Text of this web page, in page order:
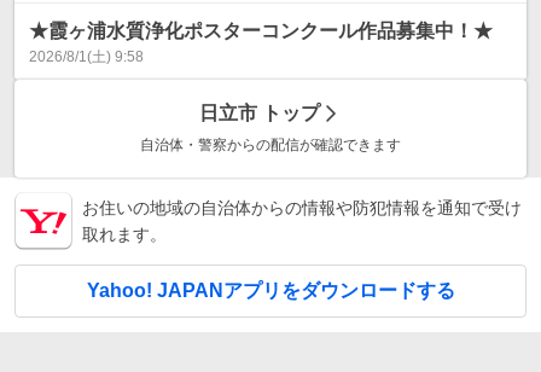
★霞ヶ浦水質浄化ポスターコンクール作品募集中！★
2026/8/1(土) 9:58
日立市 トップ
自治体・警察からの配信が確認できます
お住いの地域の自治体からの情報や防犯情報を通知で受け
取れます。
Yahoo! JAPANアプリをダウンロードする